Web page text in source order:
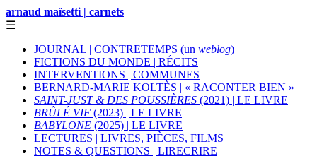
arnaud maïsetti | carnets
☰
JOURNAL | CONTRETEMPS (un weblog)
FICTIONS DU MONDE | RÉCITS
INTERVENTIONS | COMMUNES
BERNARD-MARIE KOLTÈS | « RACONTER BIEN »
SAINT-JUST & DES POUSSIÈRES (2021) | LE LIVRE
BRÛLÉ VIF (2023) | LE LIVRE
BABYLONE (2025) | LE LIVRE
LECTURES | LIVRES, PIÈCES, FILMS
NOTES & QUESTIONS | LIRECRIRE